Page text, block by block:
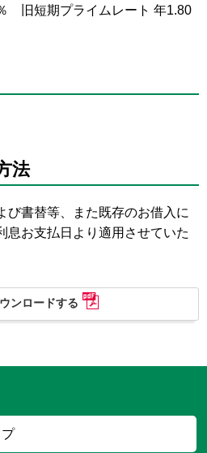
旧短期プライムレート 年1.80
法
び書替等、また既存のお借入に
息お支払日より適用させていた
ンロードする